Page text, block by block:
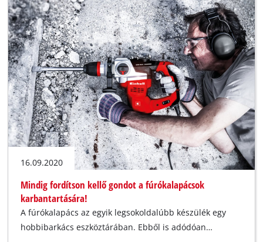
16.09.2020
Mindig fordítson kellő gondot a fúrókalapácsok
karbantartására!
A fúrókalapács az egyik legsokoldalúbb készülék egy
hobbibarkács eszköztárában. Ebből is adódóan…